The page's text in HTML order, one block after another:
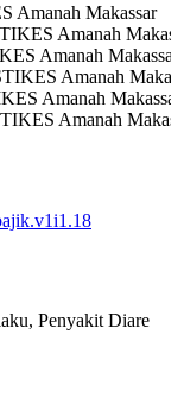
Amanah Makassar
Amanah
Amanah
Amanah
Amanah
Amanah
Penyakit Diare